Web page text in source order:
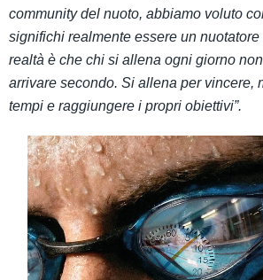
community del nuoto, abbiamo voluto
significhi realmente essere un nuotatore
realtà è che chi si allena ogni giorno
arrivare secondo. Si allena per vincere,
tempi e raggiungere i propri obiettivi”.